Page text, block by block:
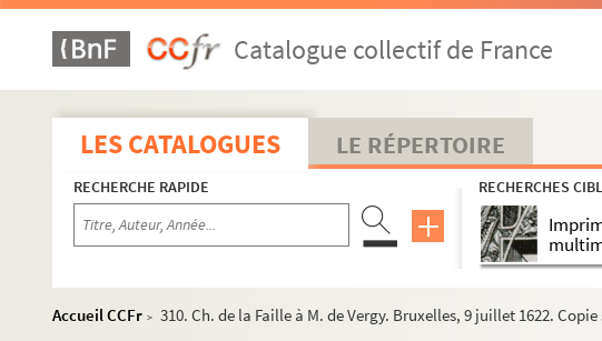
Catalogue collectif de France
LES CATALOGUES LE RÉPERTOIRE
RECHERCHE RAPIDE RECHERCHES
Accueil CCFr > 310. Ch. de la Faille à M. de Vergy. Bruxelles, 9 juillet 1622. Copie
248. Le prince d'Espinoy à M. de Vergy. Bruxelles, 21 mars 1622. Copie
250. Fr. d'Andelot à M. de Vergy. Bruxelles, 2 avril 1622
252. Louis-Fr. Verreyken à M. de Vergy. Bruxelles, 7 avril 1622. Copie signée
254. François de Rye, haut doyen, à M. de Vergy. Bruxelles, 7 avril 1622
256. Ambr. Spinola à M. de Vergy. Bruxelles, 8 avril 1622. Copie signée
258. M. A. de Grammont-Fallon à M. de Vergy. Bruxelles, 8 avril 1622
260. Le comte d'Ossuna à M. de Vergy. Bruxelles, 10 avril 1622. Copie
262. Ch. de la Faille à M. de Vergy. Bruxelles, 16 avril 1622. Copie